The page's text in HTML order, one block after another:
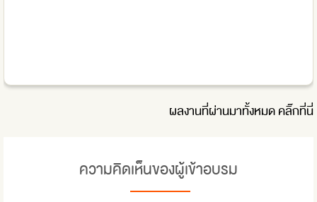
ผลงานที่ผ่านมาทั้งหมดคลิ๊กที่นี่
ความคิดเห็นของผู้เข้าอบรม